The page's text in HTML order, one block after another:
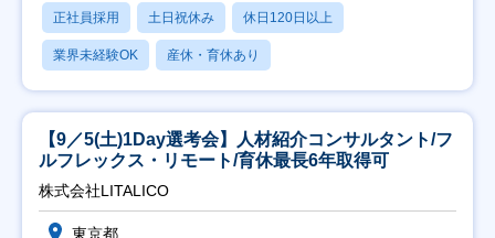
正社員採用 土日祝休み 休日120日以上
業界未経験OK 産休・育休あり
【9／5(土)1Day選考会】人材紹介コンサルタント/フ
ルフレックス・リモート/育休最長6年取得可
株式会社LITALICO
東京都